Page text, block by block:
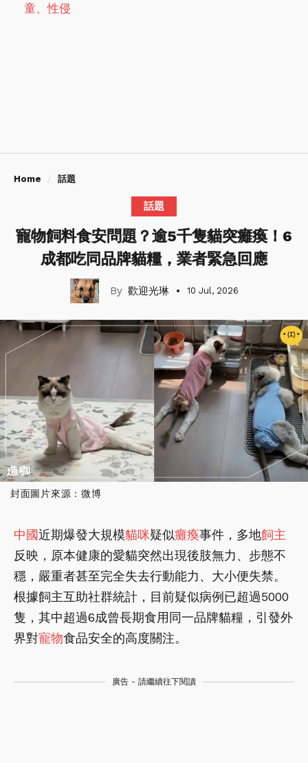
童、性侵
Home 話題
話題
寵物飼料食安問題？逾5千隻貓突癱瘓！6
成都吃同品牌貓糧，業者緊急回應
歡迎光琳 10 Jul, 2026
封面圖片來源：微博
中國近期爆發大規模貓咪疑似癱瘓事件，多地飼主
反映，原本健康的愛貓突然出現後肢無力、步態不
穩，嚴重者甚至完全失去行動能力、大小便失禁。
根據飼主互助社群統計，目前疑似病例已超過5000
隻，其中超過6成曾長期食用同一品牌貓糧，引發外
界對寵物食品安全的高度關注。
廣告 - 請繼續往下閱讀